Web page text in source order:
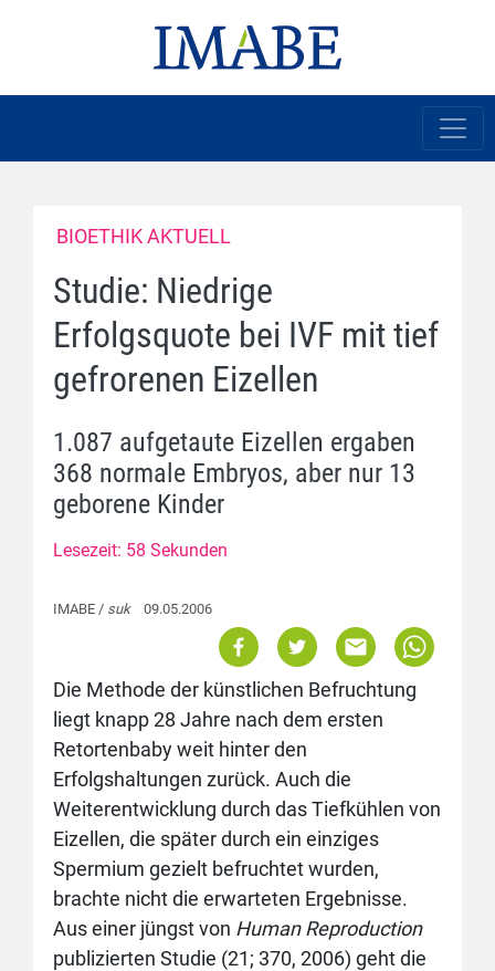
BIOETHIK AKTUELL
Studie: Niedrige
Erfolgsquote bei IVF mit tief
gefrorenen Eizellen
1.087 aufgetaute Eizellen ergaben
368 normale Embryos, aber nur 13
geborene Kinder
Lesezeit: 58 Sekunden
IMABE / suk09.05.2006
Die Methode der künstlichen Befruchtung
liegt knapp 28 Jahre nach dem ersten
Retortenbaby weit hinter den
Erfolgshaltungen zurück. Auch die
Weiterentwicklung durch das Tiefkühlen von
Eizellen, die später durch ein einziges
Spermium gezielt befruchtet wurden,
brachte nicht die erwarteten Ergebnisse.
Aus einer jüngst von Human Reproduction
publizierten Studie (21; 370, 2006) geht die